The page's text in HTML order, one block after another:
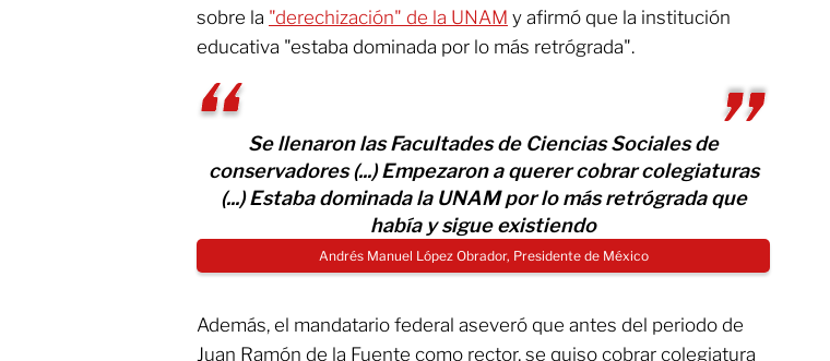
sobre la "derechización" de la UNAM y afirmó que la institución
educativa "estaba dominada por lo más retrógrada".
Se llenaron las Facultades de Ciencias Sociales de
conservadores (...) Empezaron a querer cobrar colegiaturas
(...) Estaba dominada la UNAM por lo más retrógrada que
había y sigue existiendo
Andrés Manuel López Obrador, Presidente de México
Además, el mandatario federal aseveró que antes del periodo de
Juan Ramón de la Fuente como rector, se quiso cobrar colegiatura